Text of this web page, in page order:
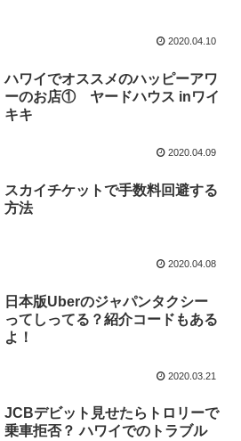
2020.04.10
ハワイでオススメのハッピーアワ
ーのお店① ヤードハウス inワイ
キキ
2020.04.09
スカイチケットで手数料回避する
方法
2020.04.08
日本版Uberのジャパンタクシー
ってしってる？紹介コードもある
よ！
2020.03.21
JCBデビット見せたらトロリーで
乗車拒否？ ハワイでのトラブル